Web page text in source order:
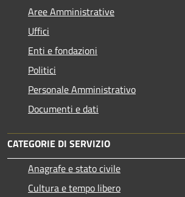
Aree Amministrative
Uffici
Enti e fondazioni
Politici
Personale Amministrativo
Documenti e dati
CATEGORIE DI SERVIZIO
Anagrafe e stato civile
Cultura e tempo libero